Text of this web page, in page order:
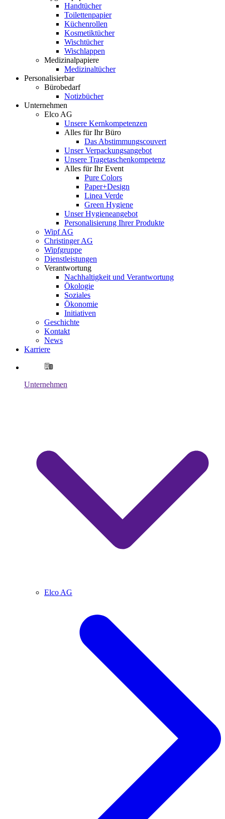
Handtücher
Toilettenpapier
Küchenrollen
Kosmetiktücher
Wischtücher
Wischlappen
Medizinalpapiere
Medizinaltücher
Personalisierbar
Bürobedarf
Notizbücher
Unternehmen
Elco AG
Unsere Kernkompetenzen
Alles für Ihr Büro
Das Abstimmungscouvert
Unser Verpackungsangebot
Unsere Tragetaschenkompetenz
Alles für Ihr Event
Pure Colors
Paper+Design
Linea Verde
Green Hygiene
Unser Hygieneangebot
Personalisierung Ihrer Produkte
Wipf AG
Christinger AG
Wipfgruppe
Dienstleistungen
Verantwortung
Nachhaltigkeit und Verantwortung
Ökologie
Soziales
Ökonomie
Initiativen
Geschichte
Kontakt
News
Karriere
Unternehmen
Elco AG